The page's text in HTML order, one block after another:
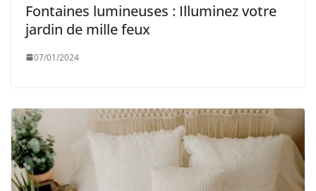
Fontaines lumineuses : Illuminez votre
jardin de mille feux
07/01/2024